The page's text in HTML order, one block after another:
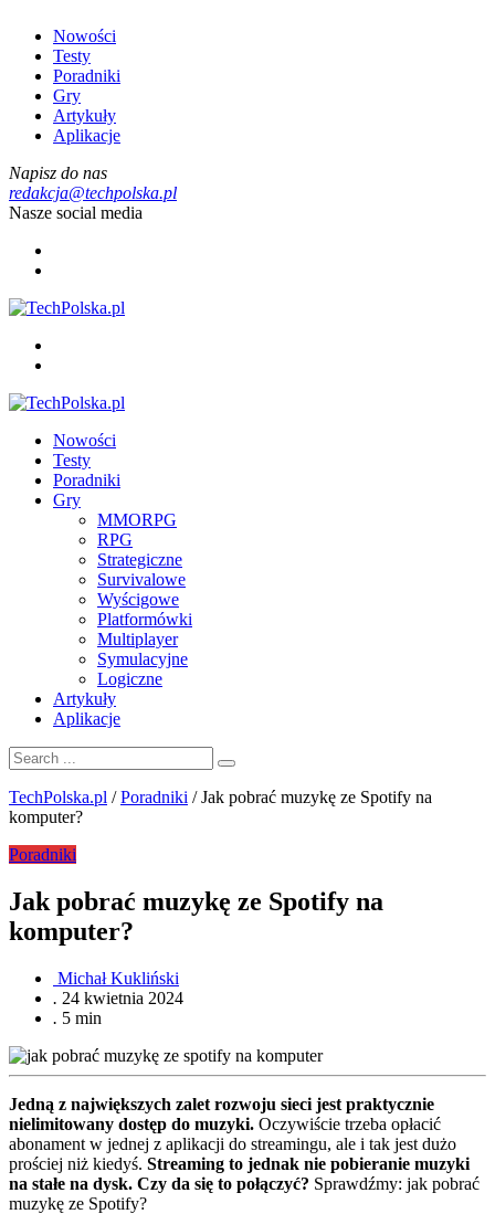
Nowości
Testy
Poradniki
Gry
Artykuły
Aplikacje
Napisz do nas
redakcja@techpolska.pl
Nasze social media
Nowości
Testy
Poradniki
Gry
MMORPG
RPG
Strategiczne
Survivalowe
Wyścigowe
Platformówki
Multiplayer
Symulacyjne
Logiczne
Artykuły
Aplikacje
TechPolska.pl /Poradniki /Jak pobrać muzykę ze Spotify na
komputer?
Poradniki
Jak pobrać muzykę ze Spotify na
komputer?
Michał Kukliński
. 24 kwietnia 2024
. 5 min
Jedną z największych zalet rozwoju sieci jest praktycznie
nielimitowany dostęp do muzyki. Oczywiście trzeba opłacić
abonament w jednej z aplikacji do streamingu, ale i tak jest dużo
prościej niż kiedyś. Streaming to jednak nie pobieranie muzyki
na stałe na dysk. Czy da się to połączyć? Sprawdźmy: jak pobrać
muzykę ze Spotify?